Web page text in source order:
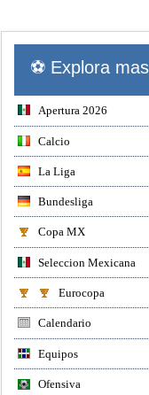
⚽ Explora
Apertura 2026
Calcio
La Liga
Bundesliga
Copa MX
Seleccion Mexicana
Eurocopa
Calendario
Equipos
Ofensiva